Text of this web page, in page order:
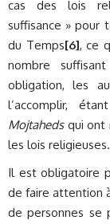
cas des lois
suffisance » pour
du Temps[6], ce
nombre
obligation, les
l’accomplir,
Mojtahedsqui ont
les lois religieuses.
Il est obligatoire
de faire attention
de personnes se